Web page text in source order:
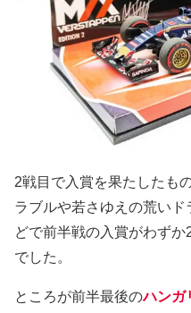
2戦目で入賞を果たしたも
ラブルや若さゆえの荒い
どで前半戦の入賞がわず
でした。
ところが前半最後のハンガ